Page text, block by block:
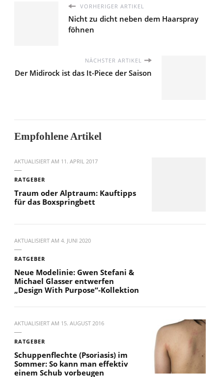
VORHERIGER ARTIKEL
Nicht zu dicht neben dem Haarspray
föhnen
NÄCHSTER ARTIKEL
Der Midirock ist das It-Piece der Saison
Empfohlene Artikel
AKTUALISIERT AM 11. APRIL 2017
RATGEBER
Traum oder Alptraum: Kauftipps
für das Boxspringbett
AKTUALISIERT AM 4. JUNI 2020
RATGEBER
Neue Modelinie: Gwen Stefani &
Michael Glasser entwerfen
„Design With Purpose“-Kollektion
AKTUALISIERT AM 15. AUGUST 2016
RATGEBER
Schuppenflechte (Psoriasis) im
Sommer: So kann man effektiv
einem Schub vorbeugen